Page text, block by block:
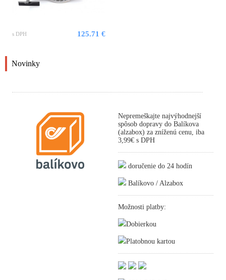
s DPH 125.71 €
Novinky
Nepremeškajte najvýhodnejší
spôsob dopravy do Balíkova
(alzabox) za zníženú cenu, iba
3,99€ s DPH
doručenie do 24 hodín
Balíkovo / Alzabox
Možnosti platby:
Dobierkou
Platobnou kartou